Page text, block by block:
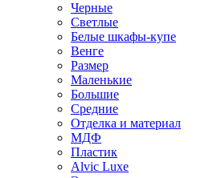
Черные
Светлые
Белые шкафы-купе
Венге
Размер
Маленькие
Большие
Средние
Отделка и материал
МДФ
Пластик
Alvic Luxe